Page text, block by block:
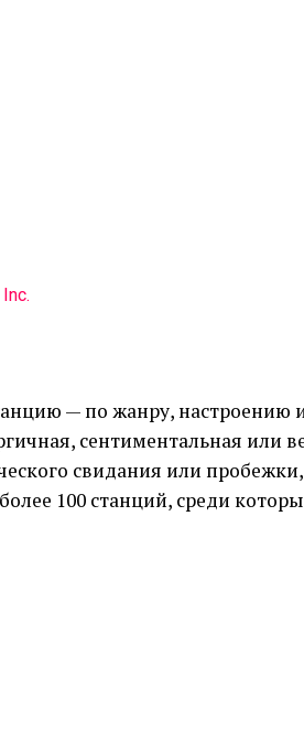
— по жанру, настроению
сентиментальная или
свидания или
100 станций, среди